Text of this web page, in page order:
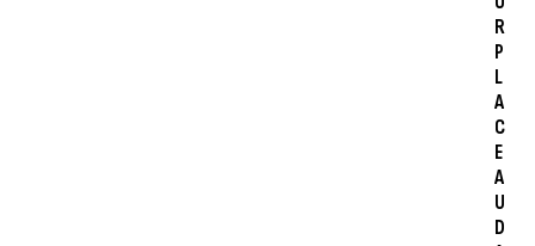
R
P
L
A
C
E
A
U
D